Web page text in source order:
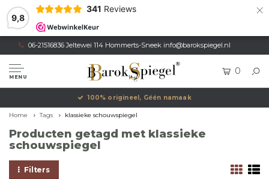
9,8
341 Reviews ×
06-21516836 Jeltewei 114 Hommerts-Sneek info@barokspiegel.nl
MENU
0
100% origineel, Géén namaak
Home Tags klassieke schouwspiegel
Producten getagd met klassieke
schouwspiegel
Filters